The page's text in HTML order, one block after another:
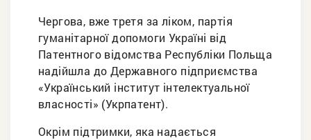
Чергова, вже третя за ліком, партія
гуманітарної допомоги Україні від
Патентного відомства Республіки Польща
надійшла до Державного підприємства
«Український інститут інтелектуальної
власності» (Укрпатент).
Окрім підтримки, яка надається